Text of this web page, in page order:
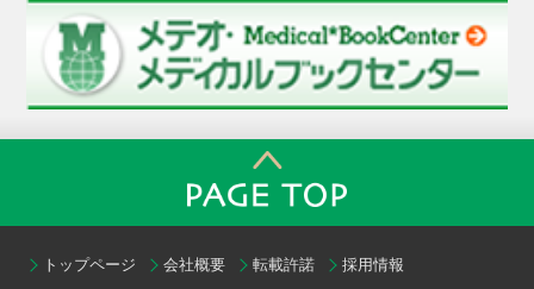
トップページ 会社概要 転載許諾
採用情報